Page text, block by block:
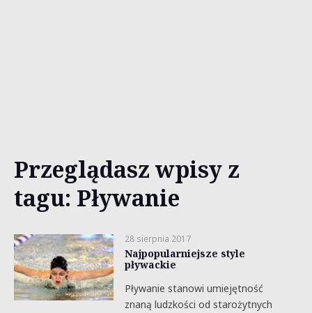
Przeglądasz wpisy z
tagu: Pływanie
28 sierpnia 2017
Najpopularniejsze style
pływackie
Pływanie stanowi umiejętność
znaną ludzkości od starożytnych